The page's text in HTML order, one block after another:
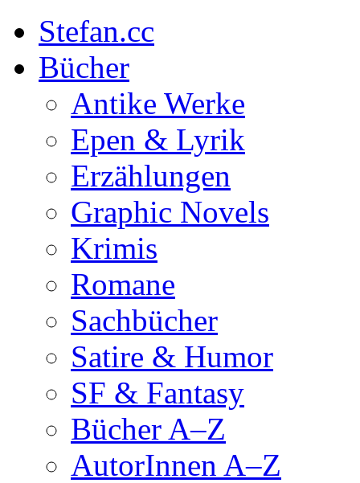
Stefan.cc
Bücher
Antike Werke
Epen & Lyrik
Erzählungen
Graphic Novels
Krimis
Romane
Sachbücher
Satire & Humor
SF & Fantasy
Bücher A–Z
AutorInnen A–Z